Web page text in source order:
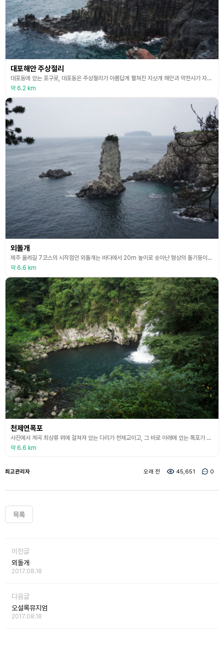
대포해안 주상절리
대포동에 있는 포구로, 대포동은 주상절리가 아름답게 펼쳐진 지삿개 해안과 약천사가 자리 잡고 있어 많은 관광객이 찾는 곳이다. 대포 마을 주변은 경사가 완만한 용암 지대가 넓게 분포해 있고, 끝없이 펼쳐진 바다와 넓은 초지대의 울창한 삼림지대가 있다.
약 6.2 km
외돌개
제주 올레길 7코스의 시작점인 외돌개는 바다에서 20m 높이로 솟아난 형상의 돌기둥이다. 바다 위에 홀로 우뚝 서있어 ‘외돌개’라는 이름이 붙여졌다.
약 6.6 km
천제연폭포
사진에서 계곡 최상류 위에 걸쳐져 있는 다리가 천제교이고, 그 바로 아래에 있는 폭포가 천제연 제1폭포이다. 천제연 제1폭포의 높이는 22m가량 되며, 그 아래에 있는 깊이 20m의 폭호가 천제연이라는 소이다. 천제연폭포의 천제연은 이 폭호 이름에서 연유한 것이다.
약 6.6 km
최고관리자 오래 전 45,651 0
목록
이전글
외돌개
2017.08.18
다음글
오설록뮤지엄
2017.08.18